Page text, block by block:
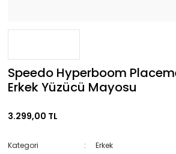
Speedo Hyperboom
Erkek Yüzücü Mayosu
3.299,00 TL
Kategori
Erkek